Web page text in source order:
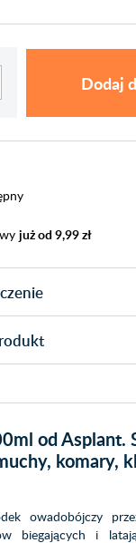
Dodaj
już od 9,99 zł
od Asplant.
komary,
owadobójczy
biegających i